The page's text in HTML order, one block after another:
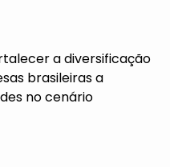
a diversificação
brasileiras a
no cenário